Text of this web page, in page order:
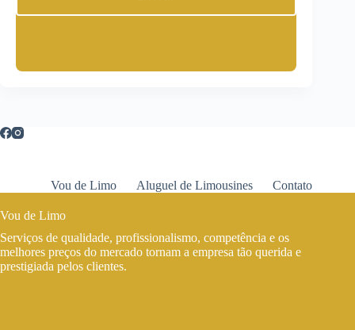
Vou de Limo Aluguel de Limousines Contato
Vou de Limo
Serviços de qualidade, profissionalismo, competência e os
melhores preços do mercado tornam a empresa tão querida e
prestigiada pelos clientes.